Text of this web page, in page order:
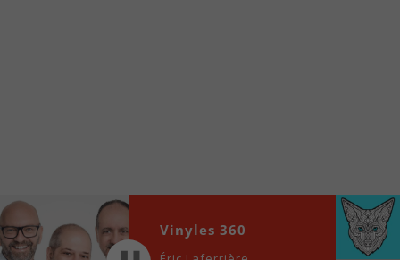
Audio
Player
00:00
Vinyles 360